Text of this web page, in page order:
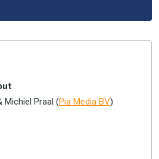
Michiel Praal (Pia Media BV)